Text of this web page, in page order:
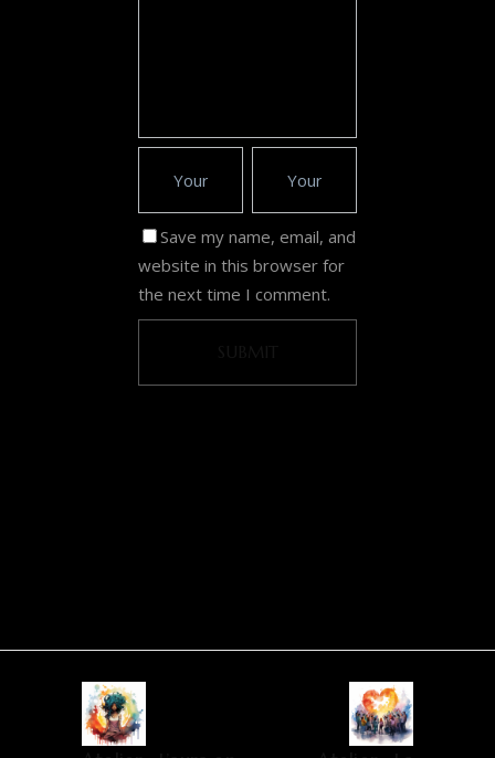
Save my name, email, and
website in this browser for
the next time I comment.